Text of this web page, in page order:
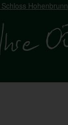
Hohenbrunn